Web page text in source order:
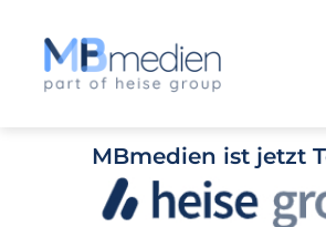
MBmedien ist jetzt